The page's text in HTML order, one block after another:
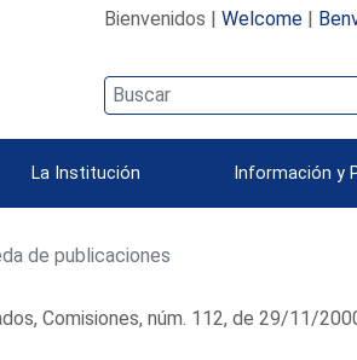
Bienvenidos | Welcome|
La Institución Información y
de publicaciones
Comisiones, núm. 112, de 29/11/